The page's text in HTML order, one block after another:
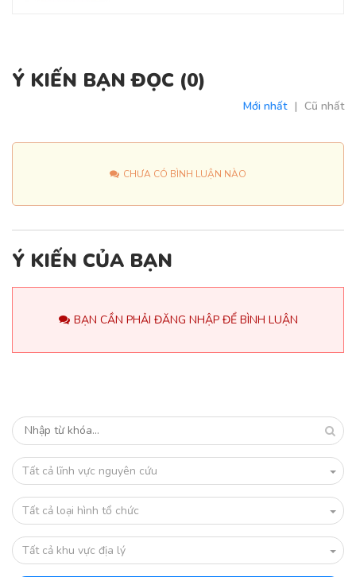
Ý KIẾN BẠN ĐỌC (0)
Mới nhất | Cũ nhất
CHƯA CÓ BÌNH LUẬN NÀO
Ý KIẾN CỦA BẠN
BẠN CẦN PHẢI ĐĂNG NHẬP ĐỂ BÌNH LUẬN
Tất cả lĩnh vực nguyên cứu
Tất cả loại hình tổ chức
Tất cả khu vực địa lý